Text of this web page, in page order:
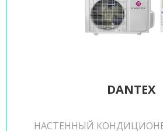
DANTEX
НАСТЕННЫЙ КОНДИЦИОНЕР